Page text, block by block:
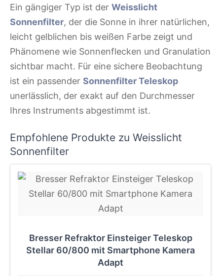
Ein gängiger Typ ist der Weisslicht
Sonnenfilter, der die Sonne in ihrer natürlichen,
leicht gelblichen bis weißen Farbe zeigt und
Phänomene wie Sonnenflecken und Granulation
sichtbar macht. Für eine sichere Beobachtung
ist ein passender Sonnenfilter Teleskop
unerlässlich, der exakt auf den Durchmesser
Ihres Instruments abgestimmt ist.
Empfohlene Produkte zu Weisslicht
Sonnenfilter
Bresser Refraktor Einsteiger Teleskop
Stellar 60/800 mit Smartphone Kamera
Adapt